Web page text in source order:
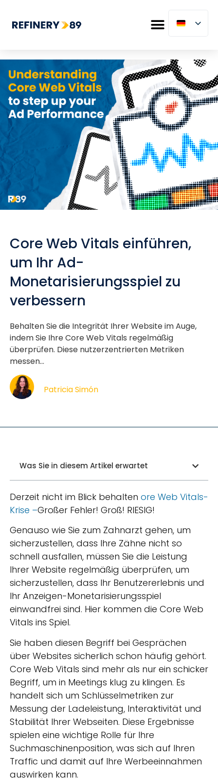
Core Web Vitals einführen,
um Ihr Ad-
Monetarisierungsspiel zu
verbessern
Behalten Sie die Integrität Ihrer Website im Auge,
indem Sie Ihre Core Web Vitals regelmäßig
überprüfen. Diese nutzerzentrierten Metriken
messen...
Patricia Simón
Was Sie in diesem Artikel erwartet
Derzeit nicht im Blick behalten ore Web Vitals-
Krise –Großer Fehler! Groß! RIESIG!
Genauso wie Sie zum Zahnarzt gehen, um
sicherzustellen, dass Ihre Zähne nicht so
schnell ausfallen, müssen Sie die Leistung
Ihrer Website regelmäßig überprüfen, um
sicherzustellen, dass Ihr Benutzererlebnis und
Ihr Anzeigen-Monetarisierungsspiel
einwandfrei sind. Hier kommen die Core Web
Vitals ins Spiel.
Sie haben diesen Begriff bei Gesprächen
über Websites sicherlich schon häufig gehört.
Core Web Vitals sind mehr als nur ein schicker
Begriff, um in Meetings klug zu klingen. Es
handelt sich um Schlüsselmetriken zur
Messung der Ladeleistung, Interaktivität und
Stabilität Ihrer Webseiten. Diese Ergebnisse
spielen eine wichtige Rolle für Ihre
Suchmaschinenposition, was sich auf Ihren
Traffic und damit auf Ihre Werbeeinnahmen
auswirken kann.